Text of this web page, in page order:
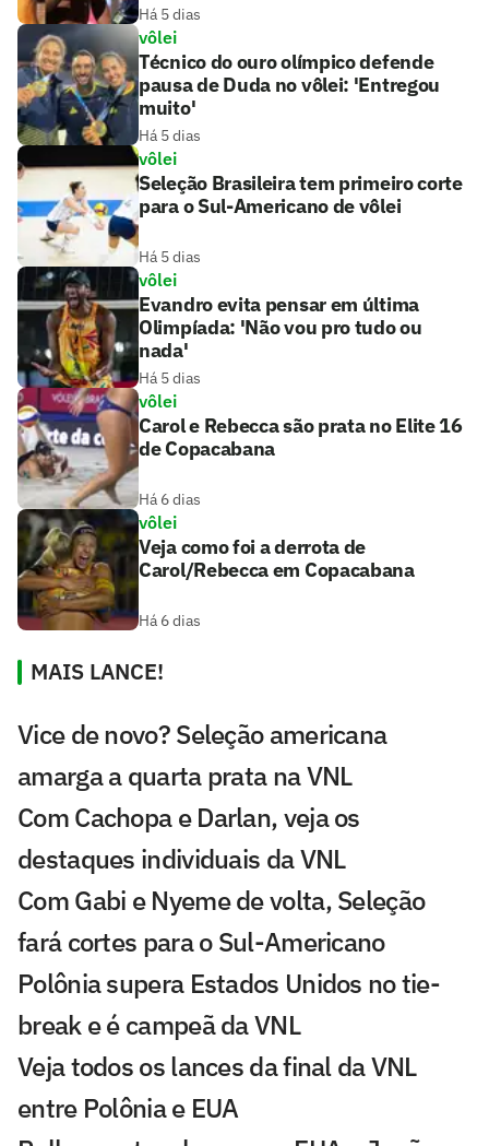
Há 5 dias
vôlei
Técnico do ouro olímpico defende
pausa de Duda no vôlei: 'Entregou
muito'
Há 5 dias
vôlei
Seleção Brasileira tem primeiro corte
para o Sul-Americano de vôlei
Há 5 dias
vôlei
Evandro evita pensar em última
Olimpíada: 'Não vou pro tudo ou
nada'
Há 5 dias
vôlei
Carol e Rebecca são prata no Elite 16
de Copacabana
Há 6 dias
vôlei
Veja como foi a derrota de
Carol/Rebecca em Copacabana
Há 6 dias
MAIS LANCE!
Vice de novo? Seleção americana
amarga a quarta prata na VNL
Com Cachopa e Darlan, veja os
destaques individuais da VNL
Com Gabi e Nyeme de volta, Seleção
fará cortes para o Sul-Americano
Polônia supera Estados Unidos no tie-
break e é campeã da VNL
Veja todos os lances da final da VNL
entre Polônia e EUA